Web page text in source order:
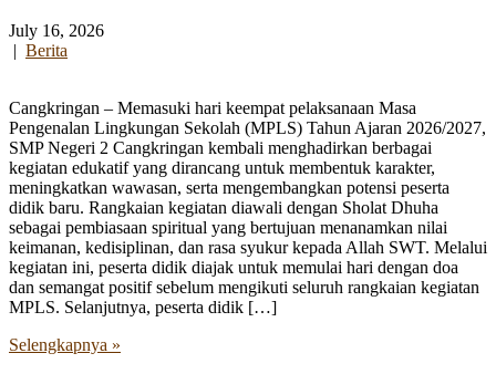
July 16, 2026
| Berita
Cangkringan – Memasuki hari keempat pelaksanaan Masa
Pengenalan Lingkungan Sekolah (MPLS) Tahun Ajaran 2026/2027,
SMP Negeri 2 Cangkringan kembali menghadirkan berbagai
kegiatan edukatif yang dirancang untuk membentuk karakter,
meningkatkan wawasan, serta mengembangkan potensi peserta
didik baru. Rangkaian kegiatan diawali dengan Sholat Dhuha
sebagai pembiasaan spiritual yang bertujuan menanamkan nilai
keimanan, kedisiplinan, dan rasa syukur kepada Allah SWT. Melalui
kegiatan ini, peserta didik diajak untuk memulai hari dengan doa
dan semangat positif sebelum mengikuti seluruh rangkaian kegiatan
MPLS. Selanjutnya, peserta didik […]
Selengkapnya »